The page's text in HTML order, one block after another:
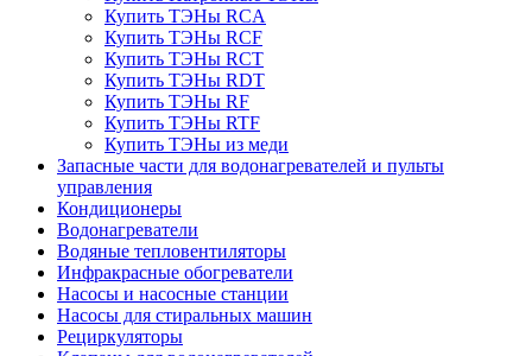
Купить ТЭНы RCA
Купить ТЭНы RCF
Купить ТЭНы RCT
Купить ТЭНы RDT
Купить ТЭНы RF
Купить ТЭНы RTF
Купить ТЭНы из меди
Запасные части для водонагревателей и пульты
управления
Кондиционеры
Водонагреватели
Водяные тепловентиляторы
Инфракрасные обогреватели
Насосы и насосные станции
Насосы для стиральных машин
Рециркуляторы